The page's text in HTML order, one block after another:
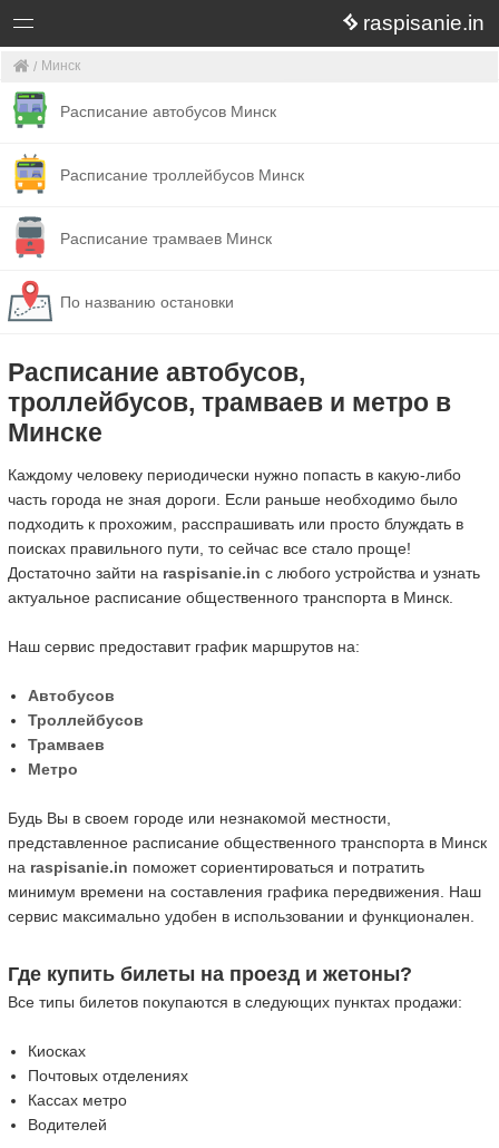
raspisanie.in
Минск
Расписание автобусов Минск
Расписание троллейбусов Минск
Расписание трамваев Минск
По названию остановки
Расписание автобусов,
троллейбусов, трамваев и метро в
Минске
Каждому человеку периодически нужно попасть в какую-либо
часть города не зная дороги. Если раньше необходимо было
подходить к прохожим, расспрашивать или просто блуждать в
поисках правильного пути, то сейчас все стало проще!
Достаточно зайти на raspisanie.in с любого устройства и узнать
актуальное расписание общественного транспорта в Минск.
Наш сервис предоставит график маршрутов на:
Автобусов
Троллейбусов
Трамваев
Метро
Будь Вы в своем городе или незнакомой местности,
представленное расписание общественного транспорта в Минск
на raspisanie.in поможет сориентироваться и потратить
минимум времени на составления графика передвижения. Наш
сервис максимально удобен в использовании и функционален.
Где купить билеты на проезд и жетоны?
Все типы билетов покупаются в следующих пунктах продажи:
Киосках
Почтовых отделениях
Кассах метро
Водителей